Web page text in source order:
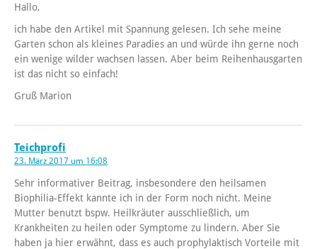
Hallo,
ich habe den Artikel mit Spannung gelesen. Ich sehe meine
Garten schon als kleines Paradies an und würde ihn gerne noch
ein wenige wilder wachsen lassen. Aber beim Reihenhausgarten
ist das nicht so einfach!
Gruß Marion
Teichprofi
23. März 2017 um 16:08
Sehr informativer Beitrag, insbesondere den heilsamen
Biophilia-Effekt kannte ich in der Form noch nicht. Meine
Mutter benutzt bspw. Heilkräuter ausschließlich, um
Krankheiten zu heilen oder Symptome zu lindern. Aber Sie
haben ja hier erwähnt, dass es auch prophylaktisch Vorteile mit